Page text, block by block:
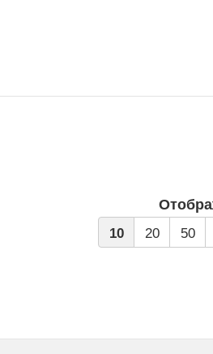
10 20 50